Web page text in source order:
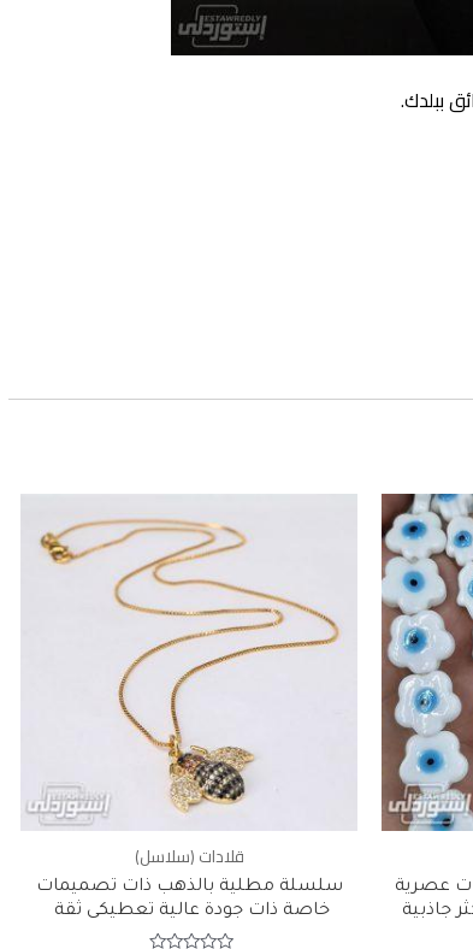
ببلدك.
عصرية
جاذبية
قلادات (سلاسل)
سلسلة مطلية بالذهب ذات تصميمات
خاصة ذات جودة عالية تعطيكى ثقة